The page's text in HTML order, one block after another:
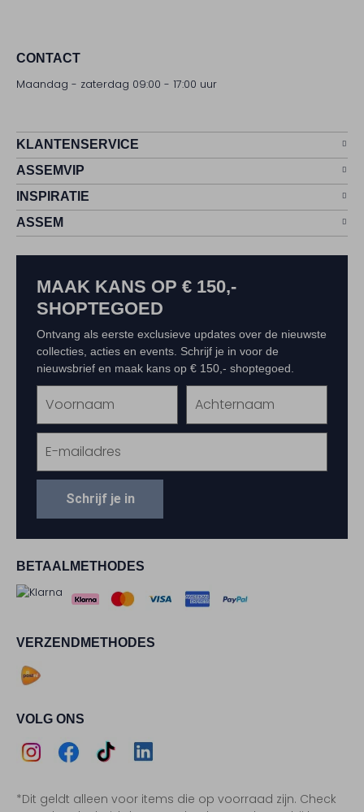
CONTACT
Maandag - zaterdag 09:00 - 17:00 uur
KLANTENSERVICE
ASSEMVIP
INSPIRATIE
ASSEM
BETAALMETHODES
VERZENDMETHODES
VOLG ONS
*Dit geldt alleen voor items die op voorraad zijn. Check
MAAK KANS OP € 150,-
SHOPTEGOED
Ontvang als eerste exclusieve updates over de nieuwste
collecties, acties en events. Schrijf je in voor de
nieuwsbrief en maak kans op € 150,- shoptegoed.
Schrijf je in